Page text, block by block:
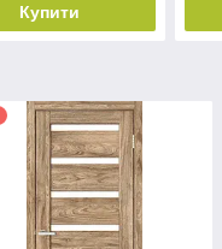
Купити